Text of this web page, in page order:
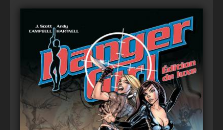
Voir
Ajouter au panier